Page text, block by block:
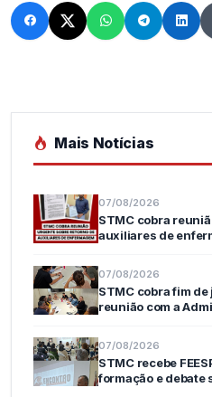
Mais Notícias
07/08/2026
STMC cobra
auxiliares de
07/08/2026
STMC cobra fim
reunião com a
07/08/2026
STMC recebe
formação e debate